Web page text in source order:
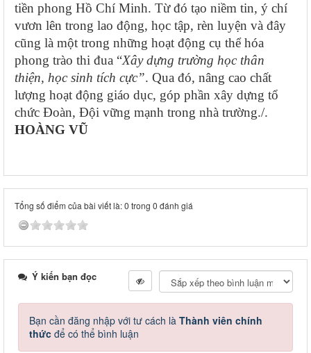
tiền phong Hồ Chí Minh. Từ đó tạo niềm tin, ý chí
vươn lên trong lao động, học tập, rèn luyện và đây
cũng là một trong những hoạt động cụ thể hóa
phong trào thi đua “Xây dựng trường học thân
thiện, học sinh tích cực”. Qua đó, nâng cao chất
lượng hoạt động giáo dục, góp phần xây dựng tổ
chức Đoàn, Đội vững mạnh trong nhà trường./.
HOÀNG VŨ
Tổng số điểm của bài viết là: 0 trong 0 đánh giá
Ý kiến bạn đọc
Bạn cần đăng nhập với tư cách là Thành viên chính
thức để có thể bình luận